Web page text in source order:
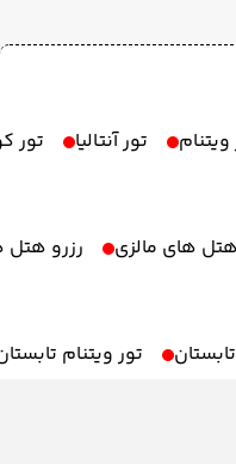
ویتنام تور آنتالیا
تور
های مالزی
رزرو هتل
تور ویتنام